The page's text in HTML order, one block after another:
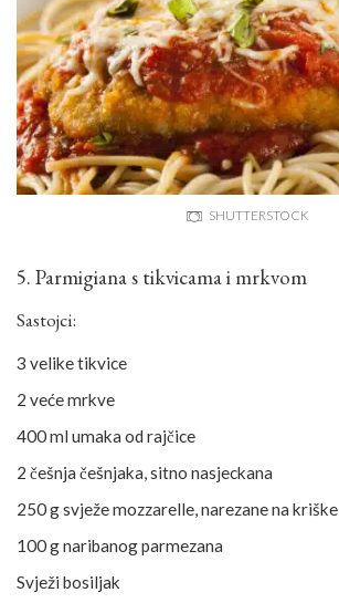
SHUTTERSTOCK
5. Parmigiana s tikvicama i mrkvom
Sastojci:
3 velike tikvice
2 veće mrkve
400 ml umaka od rajčice
2 češnja češnjaka, sitno nasjeckana
250 g svježe mozzarelle, narezane na kriške
100 g naribanog parmezana
Svježi bosiljak